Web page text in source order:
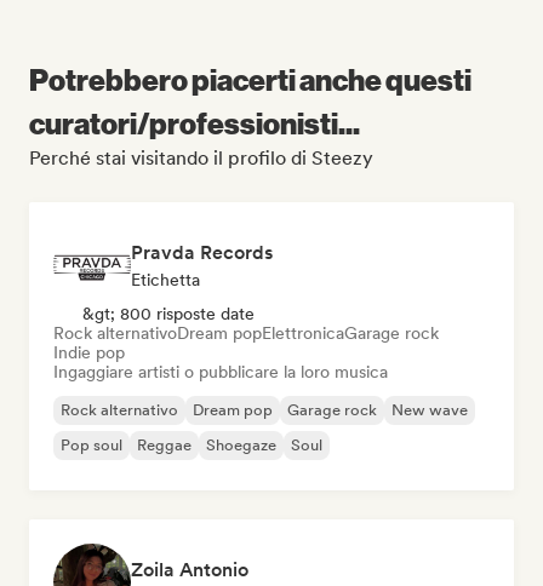
Potrebbero piacerti anche questi
curatori/professionisti...
Perché stai visitando il profilo di Steezy
Pravda Records
Etichetta
&gt; 800 risposte date
Rock alternativoDream popElettronicaGarage rock
Indie pop
Ingaggiare artisti o pubblicare la loro musica
Rock alternativo Dream pop Garage rock
New wave
Pop soul
Reggae Shoegaze Soul
Zoila Antonio